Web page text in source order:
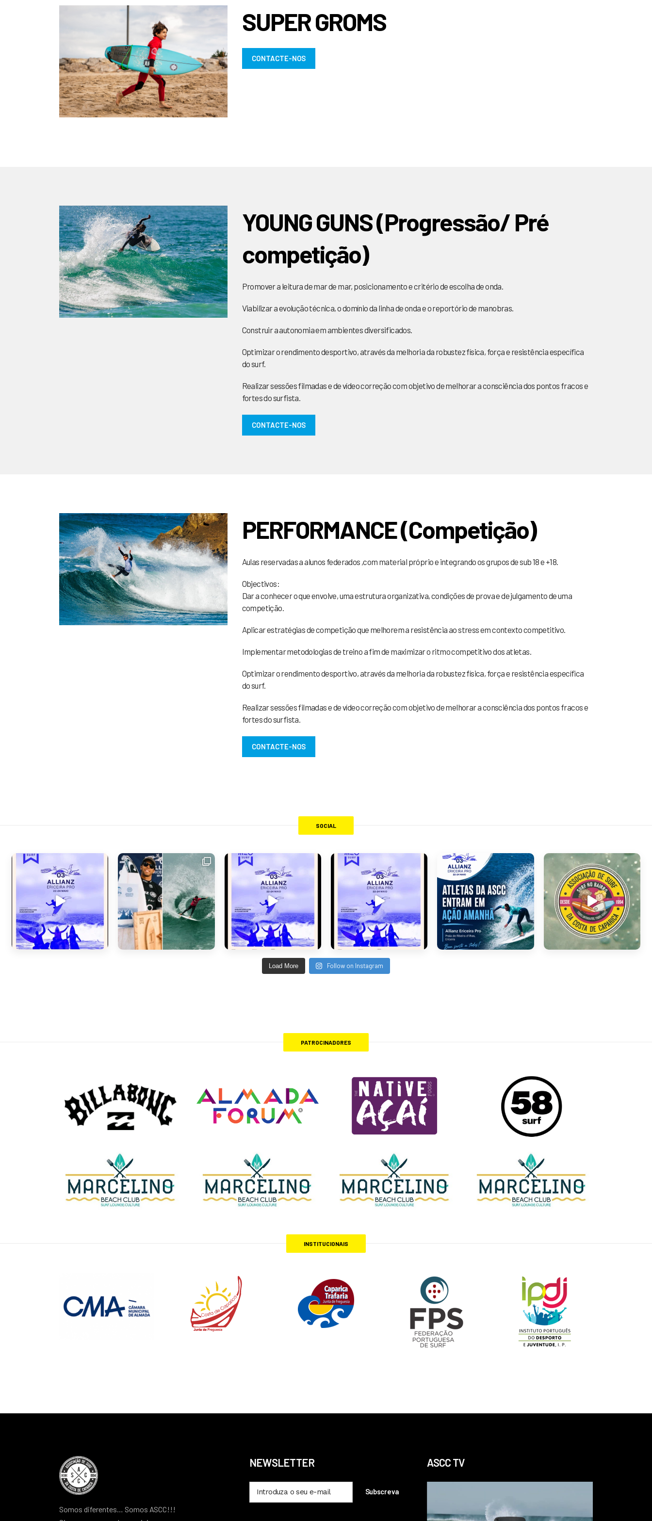
SUPER GROMS
CONTACTE-NOS
YOUNG GUNS (Progressão/ Pré
competição)
Promover a leitura de mar de mar, posicionamento e critério de escolha de onda.
Viabilizar a evolução técnica, o domínio da linha de onda e o reportório de manobras.
Construir a autonomia em ambientes diversificados.
Optimizar o rendimento desportivo, através da melhoria da robustez física, força e resistência específica
do surf.
Realizar sessões filmadas e de vídeo correção com objetivo de melhorar a consciência dos pontos fracos e
fortes do surfista.
CONTACTE-NOS
PERFORMANCE (Competição)
Aulas reservadas a alunos federados ,com material próprio e integrando os grupos de sub 18 e +18.
Objectivos:
Dar a conhecer o que envolve, uma estrutura organizativa, condições de prova e de julgamento de uma
competição.
Aplicar estratégias de competição que melhorem a resistência ao stress em contexto competitivo.
Implementar metodologias de treino a fim de maximizar o ritmo competitivo dos atletas.
Optimizar o rendimento desportivo, através da melhoria da robustez física, força e resistência específica
do surf.
Realizar sessões filmadas e de vídeo correção com objetivo de melhorar a consciência dos pontos fracos e
fortes do surfista.
CONTACTE-NOS
SOCIAL
Load More Follow on Instagram
PATROCINADORES
INSTITUCIONAIS
Somos diferentes… Somos ASCC!!!
NEWSLETTER ASCC TV